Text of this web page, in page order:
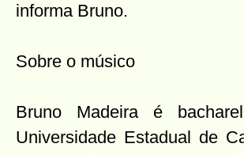
informa Bruno.
Sobre o músico
Bruno Madeira é
Universidade Estadual de